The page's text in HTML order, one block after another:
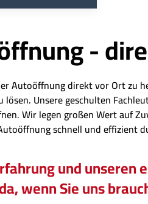
-
Autoöffnung direkt vor Ort zu
Unsere geschulten
Wir legen großen Wert auf
schnell und effizient
und unseren
wenn Sie uns